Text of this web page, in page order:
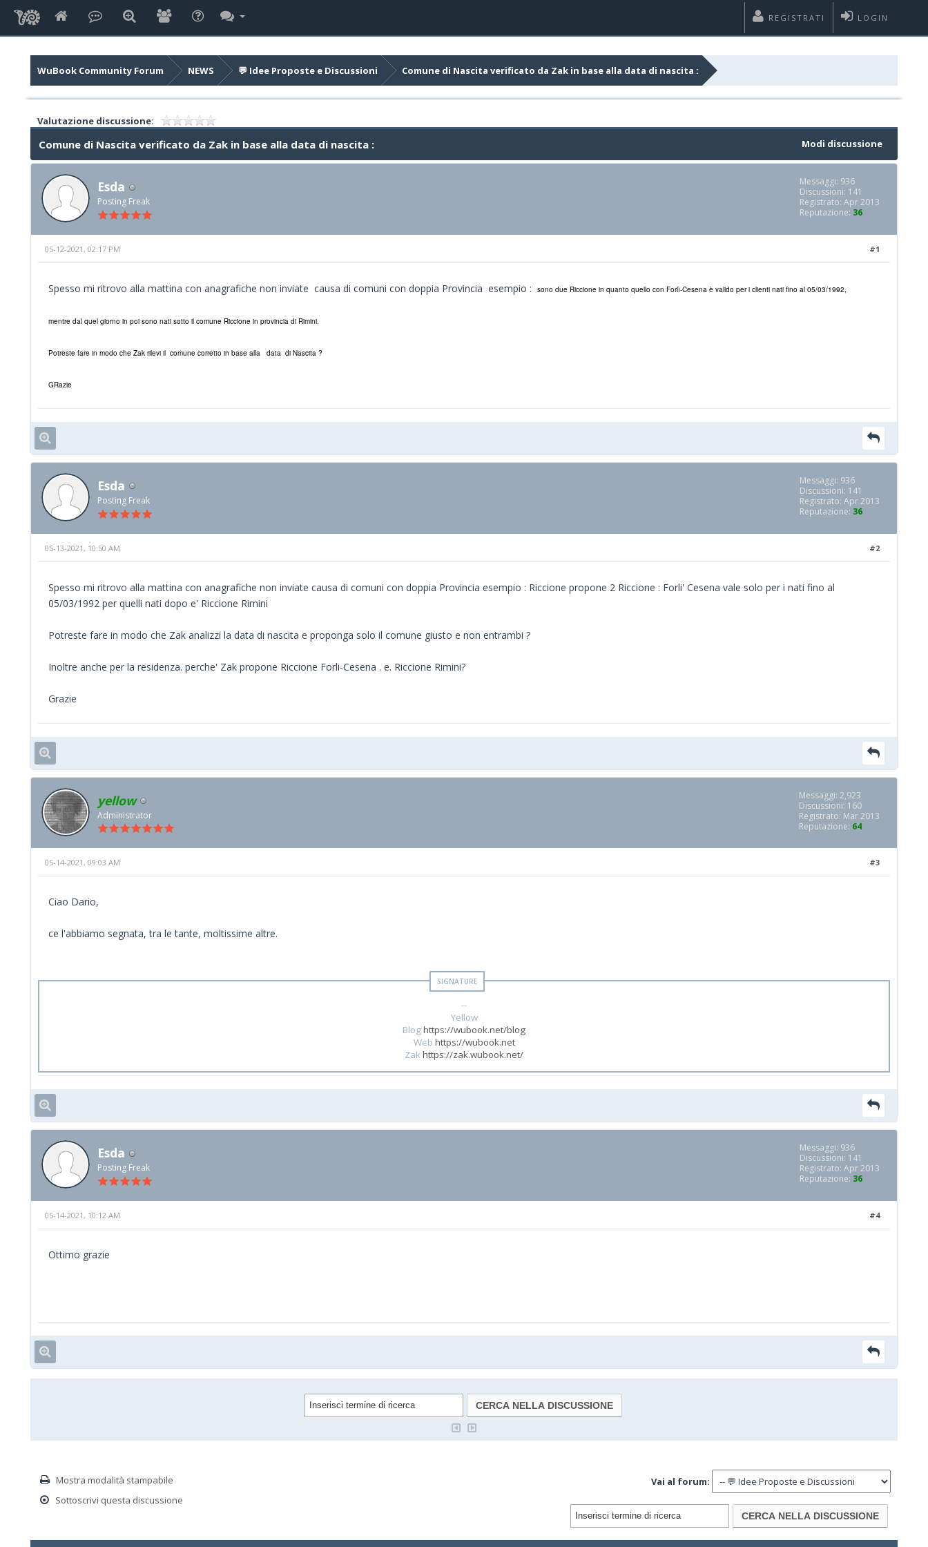
LOGIN
REGISTRATI
WuBook Community Forum NEWS 💬 Idee Proposte e Discussioni Comune di Nascita verificato da Zak in base alla data di nascita :
Valutazione discussione:
Modi discussione
Comune di Nascita verificato da Zak in base alla data di nascita :
Esda
Posting Freak
Messaggi: 936
Discussioni: 141
Registrato: Apr 2013
Reputazione: 36
#1
05-12-2021, 02:17 PM
Spesso mi ritrovo alla mattina con anagrafiche non inviate causa di comuni con doppia Provincia esempio : sono due Riccione in quanto quello con Forlì-Cesena è valido per i clienti nati fino al 05/03/1992,
mentre dal quel giorno in poi sono nati sotto il comune Riccione in provincia di Rimini.
Potreste fare in modo che Zak rilevi il comune corretto in base alla data di Nascita ?
GRazie
Esda
Posting Freak
Messaggi: 936
Discussioni: 141
Registrato: Apr 2013
Reputazione: 36
#2
05-13-2021, 10:50 AM
Spesso mi ritrovo alla mattina con anagrafiche non inviate causa di comuni con doppia Provincia esempio : Riccione propone 2 Riccione : Forli' Cesena vale solo per i nati fino al
05/03/1992 per quelli nati dopo e' Riccione Rimini
Potreste fare in modo che Zak analizzi la data di nascita e proponga solo il comune giusto e non entrambi ?
Inoltre anche per la residenza. perche' Zak propone Riccione Forli-Cesena . e. Riccione Rimini?
Grazie
yellow
Administrator
Messaggi: 2,923
Discussioni: 160
Registrato: Mar 2013
Reputazione: 64
#3
05-14-2021, 09:03 AM
Ciao Dario,
ce l'abbiamo segnata, tra le tante, moltissime altre.
--
Yellow
Bloghttps://wubook.net/blog
Web https://wubook.net
Zakhttps://zak.wubook.net/
Esda
Posting Freak
Messaggi: 936
Discussioni: 141
Registrato: Apr 2013
Reputazione: 36
#4
05-14-2021, 10:12 AM
Ottimo grazie
Mostra modalità stampabile
Sottoscrivi questa discussione
Vai al forum: